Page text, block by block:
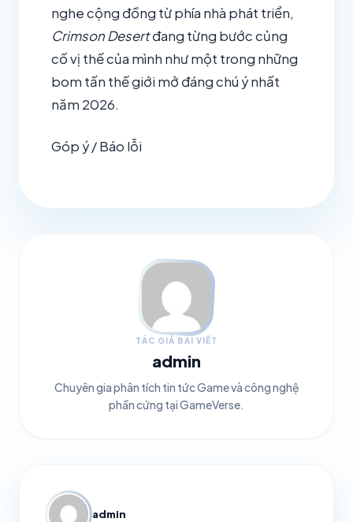
nghe cộng đồng từ phía nhà phát triển,
Crimson Desertđang từng bước củng
cố vị thế của mình như một trong những
bom tấn thế giới mở đáng chú ý nhất
năm 2026.
Góp ý / Báo lỗi
TÁC GIẢ BÀI VIẾT
admin
Chuyên gia phân tích tin tức Game và công nghệ
phần cứng tại GameVerse.
admin